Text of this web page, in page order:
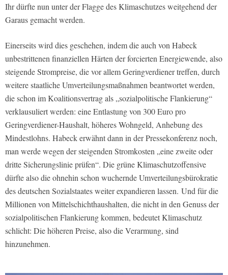
Ihr dürfte nun unter der Flagge des Klimaschutzes weitgehend der
Garaus gemacht werden.
Einerseits wird dies geschehen, indem die auch von Habeck
unbestrittenen finanziellen Härten der forcierten Energiewende, also
steigende Strompreise, die vor allem Geringverdiener treffen, durch
weitere staatliche Umverteilungsmaßnahmen beantwortet werden,
die schon im Koalitionsvertrag als „sozialpolitische Flankierung“
verklausuliert werden: eine Entlastung von 300 Euro pro
Geringverdiener-Haushalt, höheres Wohngeld, Anhebung des
Mindestlohns. Habeck erwähnt dann in der Pressekonferenz noch,
man werde wegen der steigenden Stromkosten „eine zweite oder
dritte Sicherungslinie prüfen“. Die grüne Klimaschutzoffensive
dürfte also die ohnehin schon wuchernde Umverteilungsbürokratie
des deutschen Sozialstaates weiter expandieren lassen. Und für die
Millionen von Mittelschichthaushalten, die nicht in den Genuss der
sozialpolitischen Flankierung kommen, bedeutet Klimaschutz
schlicht: Die höheren Preise, also die Verarmung, sind
hinzunehmen.